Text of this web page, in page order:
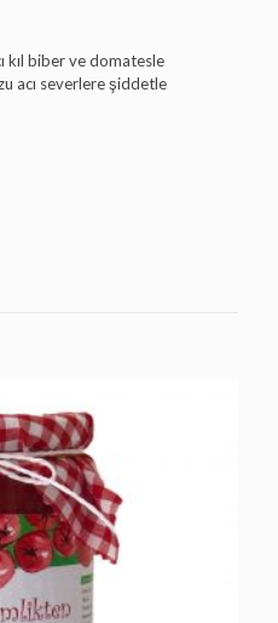
kıl biber ve domatesle
acı severlere şiddetle